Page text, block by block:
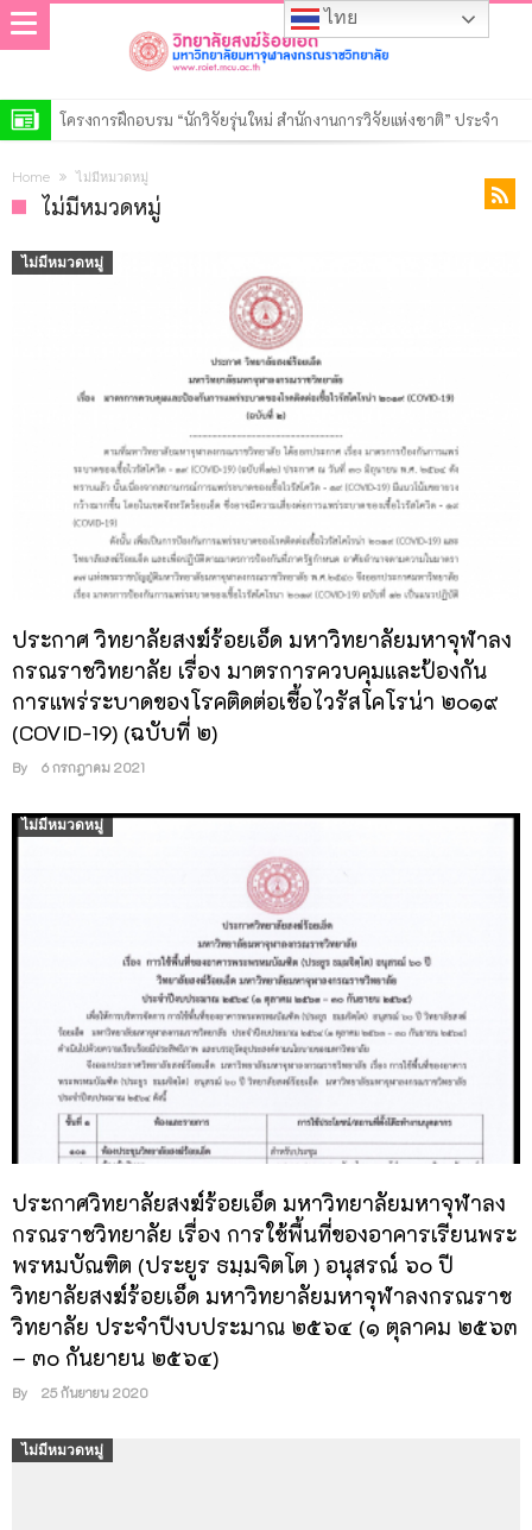
โครงการฝึกอบรม “นักวิจัยรุ่นใหม่ สำนักงานการวิจัยแห่งชาติ” ประจำ
ของสำนักงานตรวจสอบภายใน ประจำปี ๒๕๖๙
ประกาศวิทยาลัยสงฆ์ร้อยเอ็ด มหาวิทยาลัยมหาจุฬาลงกรณราชวิทยาลัย
สาขาวิชารัฐประศาสนศาสตร์ รอบที่ ๒ ประจำปีการศึกษา ๒๕๖๙
เรื่อง รายชื่อผู้มีสิทธิ์เข้าศึกษาต่อหลักสูตรพุทธศาสตรดุษฎีบัณฑิต สาขา
วิชาพระพุทธศาสนา รอบที่ ๒ ประจำปีการศึกษา ๒๕๖๙
ประกาศวิทยาลัยสงฆ์ร้อยเอ็ด มหาวิทยาลัยมหาจุฬาลงกรณราชวิทยาลัย
เรื่อง รายชื่อผู้มีสิทธิ์เข้าศึกษาต่อหลักสูตรพุทธศาสตรมหาบัณฑิต สาขา
วิชาพระพุทธศาสนา รอบที่ ๒ ประจำปีการศึกษา ๒๕๖๙
ประกาศวิทยาลัยสงฆ์ร้อยเอ็ด มหาวิทยาลัยมหาจุฬาลงกรณราชวิทยาลัย
เรื่อง รายชื่อผู้มีสิทธิ์เข้าศึกษาต่อหลักสูตรครุศาสตรมหาบัณฑิต สาขา
วิชาการบริหารการศึกษา รอบที่ ๒ ประจำปีการศึกษา ๒๕๖๙
ประกาศวิทยาลัยสงฆ์ร้อยเอ็ด มหาวิทยาลัยมหาจุฬาลงกรณราชวิทยาลัย
เรื่อง รายชื่อผู้มีสิทธิ์เข้าศึกษาต่อหลักสูตรระดับปริญญาตรีรอบที่ ๒ ประจำ
ปีการศึกษา ๒๕๖๙
ประกาศวิทยาลัยสงฆ์ร้อยเอ็ด มหาวิทยาลัยมหาจุฬาลงกรณราชวิทยาลัย
เรื่อง รายชื่อผู้มีสิทธิ์เข้าศึกษาต่อหลักสูตรระดับประกาศนียบัตร รอบที่ ๒
ประจำปีการศึกษา ๒๕๖๙
ประกาศมหาวิทยาลัยมหาจุฬาลงกรณราชวิทยาลัย เรื่อง ประกาศผู้ชนะ
การเสนอราคา ประกวดราคาจ้างก่อสร้างปรับปรุงอาคารเรียน วิทยาลัย
สงฆ์ร้อยเอ็ด ตำบลนิเวศน์ อำเภอธวัชบุรี จังหวัดร้อยเอ็ด ๑ งาน ด้วยวิธี
ประกวดราคาอิเล็กทรอนิกส์ (e-bidding)
Home ไม่มีหมวดหมู่
ไม่มีหมวดหมู่
ไม่มีหมวดหมู่
ประกาศ วิทยาลัยสงฆ์ร้อยเอ็ด มหาวิทยาลัยมหาจุฬาลง
กรณราชวิทยาลัย เรื่อง มาตรการควบคุมและป้องกัน
การแพร่ระบาดของโรคติดต่อเชื้อไวรัสโคโรน่า ๒๐๑๙
(COVID-19) (ฉบับที่ ๒)
By 6 กรกฎาคม 2021
ไม่มีหมวดหมู่
ประกาศวิทยาลัยสงฆ์ร้อยเอ็ด มหาวิทยาลัยมหาจุฬาลง
กรณราชวิทยาลัย เรื่อง การใช้พื้นที่ของอาคารเรียนพระ
พรหมบัณฑิต (ประยูร ธมฺมจิตโต ) อนุสรณ์ ๖๐ ปี
วิทยาลัยสงฆ์ร้อยเอ็ด มหาวิทยาลัยมหาจุฬาลงกรณราช
วิทยาลัย ประจำปีงบประมาณ ๒๕๖๔ (๑ ตุลาคม ๒๕๖๓
– ๓๐ กันยายน ๒๕๖๔)
By 25 กันยายน 2020
ไม่มีหมวดหมู่
ไทย